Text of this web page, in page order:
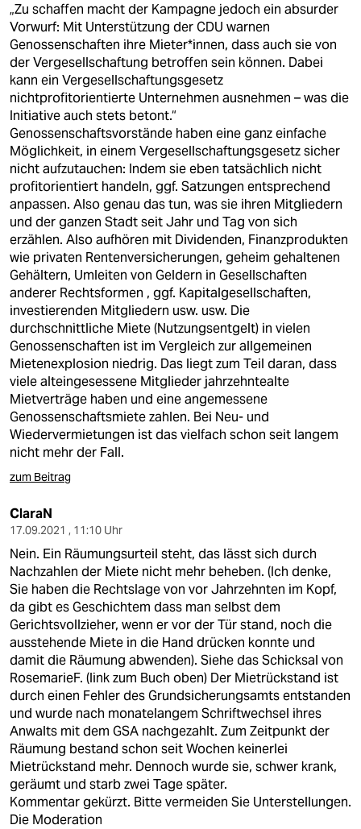
„Zu schaffen macht der Kampagne jedoch ein absurder
Vorwurf: Mit Unterstützung der CDU warnen
Genossenschaften ihre Mieter*innen, dass auch sie von
der Vergesellschaftung betroffen sein können. Dabei
kann ein Vergesellschaftungsgesetz
nichtprofitorientierte Unternehmen ausnehmen – was die
Initiative auch stets betont.“
Genossenschaftsvorstände haben eine ganz einfache
Möglichkeit, in einem Vergesellschaftungsgesetz sicher
nicht aufzutauchen: Indem sie eben tatsächlich nicht
profitorientiert handeln, ggf. Satzungen entsprechend
anpassen. Also genau das tun, was sie ihren Mitgliedern
und der ganzen Stadt seit Jahr und Tag von sich
erzählen. Also aufhören mit Dividenden, Finanzprodukten
wie privaten Rentenversicherungen, geheim gehaltenen
Gehältern, Umleiten von Geldern in Gesellschaften
anderer Rechtsformen , ggf. Kapitalgesellschaften,
investierenden Mitgliedern usw. usw. Die
durchschnittliche Miete (Nutzungsentgelt) in vielen
Genossenschaften ist im Vergleich zur allgemeinen
Mietenexplosion niedrig. Das liegt zum Teil daran, dass
viele alteingesessene Mitglieder jahrzehntealte
Mietverträge haben und eine angemessene
Genossenschaftsmiete zahlen. Bei Neu- und
Wiedervermietungen ist das vielfach schon seit langem
nicht mehr der Fall.
zum Beitrag
ClaraN
17.09.2021 , 11:10 Uhr
Nein. Ein Räumungsurteil steht, das lässt sich durch
Nachzahlen der Miete nicht mehr beheben. (Ich denke,
Sie haben die Rechtslage von vor Jahrzehnten im Kopf,
da gibt es Geschichtem dass man selbst dem
Gerichtsvollzieher, wenn er vor der Tür stand, noch die
ausstehende Miete in die Hand drücken konnte und
damit die Räumung abwenden). Siehe das Schicksal von
RosemarieF. (link zum Buch oben) Der Mietrückstand ist
durch einen Fehler des Grundsicherungsamts entstanden
und wurde nach monatelangem Schriftwechsel ihres
Anwalts mit dem GSA nachgezahlt. Zum Zeitpunkt der
Räumung bestand schon seit Wochen keinerlei
Mietrückstand mehr. Dennoch wurde sie, schwer krank,
geräumt und starb zwei Tage später.
Kommentar gekürzt. Bitte vermeiden Sie Unterstellungen.
Die Moderation